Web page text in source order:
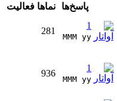
پاسخ‌ها نماها فعالیت
1
MMM yy
281
1
MMM yy
936